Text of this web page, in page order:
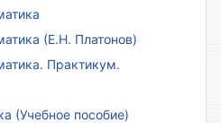
(Е.Н. Платонов)
Практикум.
(Учебное пособие)